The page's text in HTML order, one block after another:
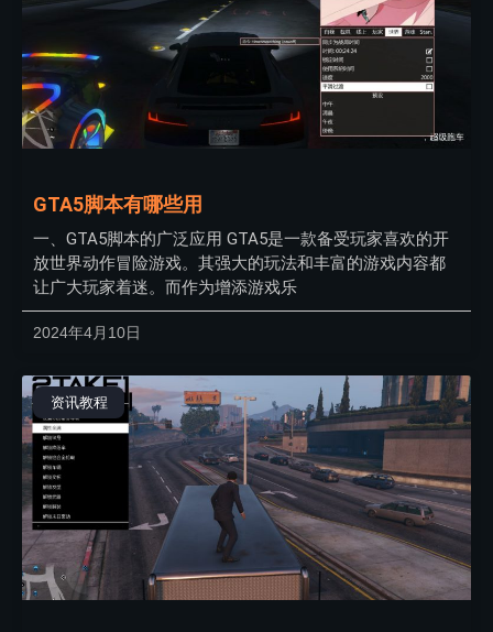
GTA5脚本有哪些用
一、GTA5脚本的广泛应用 GTA5是一款备受玩家喜欢的开
放世界动作冒险游戏。其强大的玩法和丰富的游戏内容都
让广大玩家着迷。而作为增添游戏乐
2024年4月10日
资讯教程